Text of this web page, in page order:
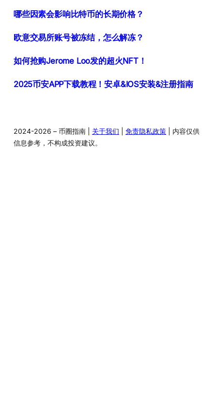
哪些因素会影响比特币的长期价格？
欧意交易所账号被冻结，怎么解冻？
如何抢购Jerome Loo发的超火NFT！
2025币安APP下载教程！安卓&IOS安装&注册指南
2024-2026 – 币圈指南 | 关于我们 免责隐私政策 | 内容仅供
信息参考，不构成投资建议。